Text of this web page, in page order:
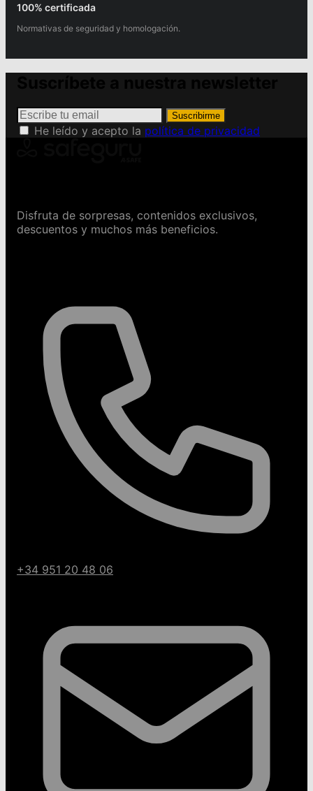
100% certificada
Normativas de seguridad y homologación.
Suscribirme
He leído y acepto la política de privacidad
Disfruta de sorpresas, contenidos exclusivos,
descuentos y muchos más beneficios.
+34 951 20 48 06